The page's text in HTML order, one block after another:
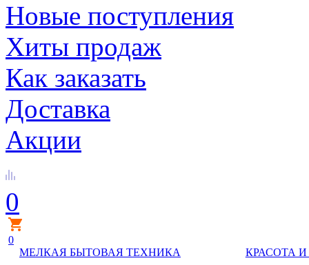
Новые поступления
Хиты продаж
Как заказать
Доставка
Акции
0
0
МЕЛКАЯ БЫТОВАЯ ТЕХНИКА
КРАСОТА И